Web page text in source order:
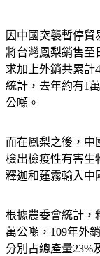
因中國突襲暫停
將台灣鳳梨銷售至
求加上外銷共累計
統計，去年約有1
公噸。
而在鳳梨之後，中
檢出檢疫性有害生
釋迦和蓮霧輸入中
根據農委會統計，
萬公噸，109年外
分別占總產量23%